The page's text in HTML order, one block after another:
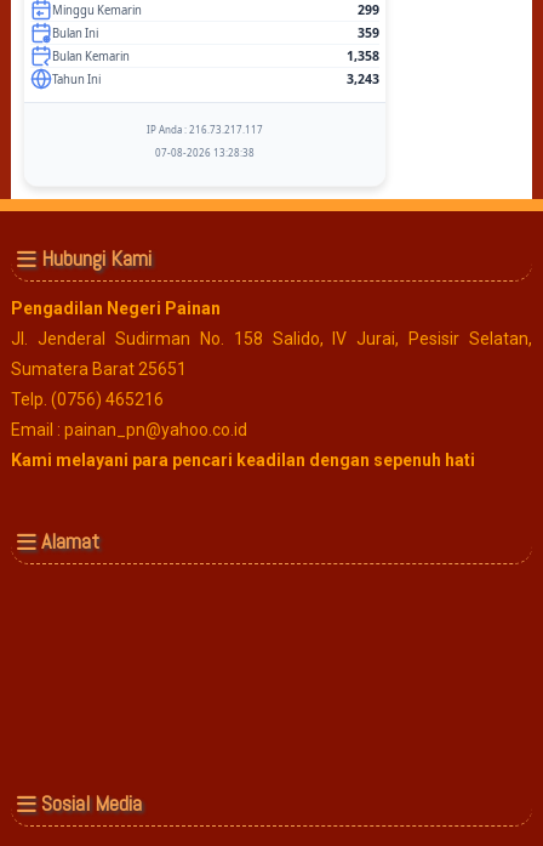
Minggu Kemarin 299
Bulan Ini 359
Bulan Kemarin 1,358
Tahun Ini 3,243
IP Anda : 216.73.217.117
07-08-2026 13:28:38
Hubungi Kami
Pengadilan Negeri Painan
Jl. Jenderal Sudirman No. 158 Salido, IV Jurai, Pesisir Selatan,
Sumatera Barat 25651
Telp. (0756) 465216
Email : painan_pn@yahoo.co.id
Kami melayani para pencari keadilan dengan sepenuh hati
Alamat
Sosial Media